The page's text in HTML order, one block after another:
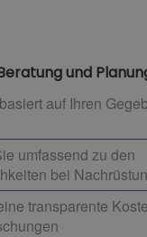
und
auf Ihren
umfassend zu den
bei
transparente